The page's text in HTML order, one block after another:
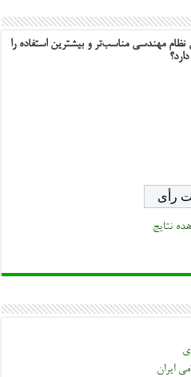
مهندسی مناسب‌تر و بیشترین استفاده را
دارد؟
نتایج
ایران